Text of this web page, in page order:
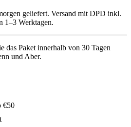
geliefert. Versand mit DPD inkl.
1–3 Werktagen.
das Paket innerhalb von 30 Tagen
und Aber.
€50